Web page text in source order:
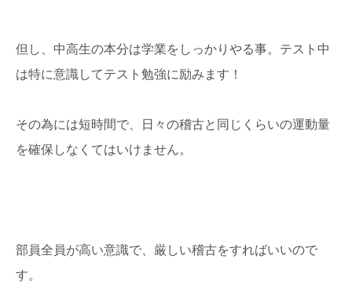
但し、中高生の本分は学業をしっかりやる事。テスト中
は特に意識してテスト勉強に励みます！
その為には短時間で、日々の稽古と同じくらいの運動量
を確保しなくてはいけません。
部員全員が高い意識で、厳しい稽古をすればいいので
す。